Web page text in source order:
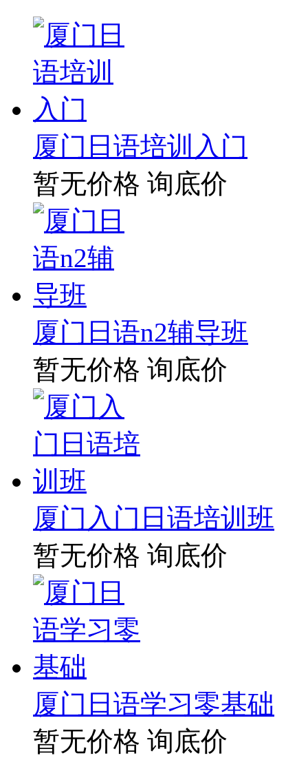
厦门日语培训入门
暂无价格 询底价
厦门日语n2辅导班
暂无价格 询底价
厦门入门日语培训班
暂无价格 询底价
厦门日语学习零基础
暂无价格 询底价